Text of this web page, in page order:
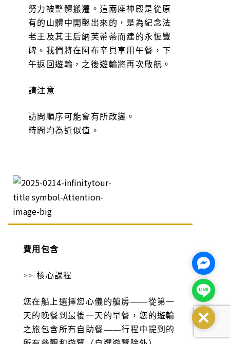
努力被整體搬遷。這兩座神殿是從原
有的山體中開鑿出來的，是為紀念法
老王及其王后納芙蒂蒂而建的永恆豐
碑。我們將在阿布辛貝享用午餐，下
午返回遊輪，之後遊輪將再次啟航。
請注意
訪問順序可能會有所改變。
時間均為近似值。
費用包含
>> 核心課程
您在船上選擇您心儀的艙房——從第一
天的晚餐到最後一天的早餐，您的遊輪
之旅包含所有自助餐——行程中提到的
Line@
Close